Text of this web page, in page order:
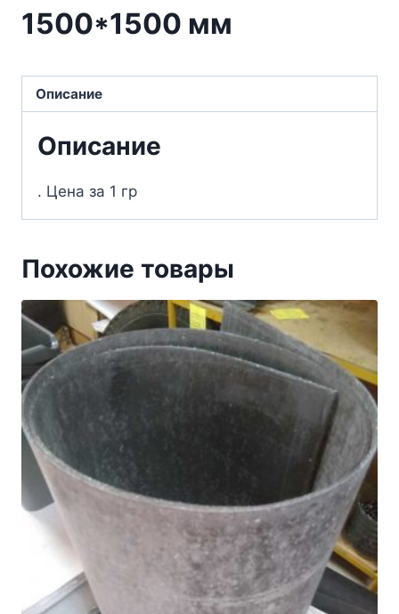
1500*1500 мм
Описание
Описание
. Цена за 1 гр
Похожие товары